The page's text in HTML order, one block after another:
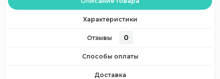
Характеристики
Отзывы 0
Способы оплаты
Доставка